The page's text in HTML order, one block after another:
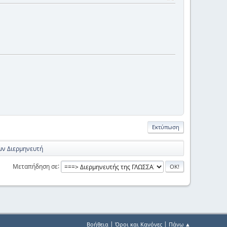
Εκτύπωση
Διερμηνευτή
Μεταπήδηση σε
Βοήθεια | Όροι και Κανόνες | Πάνω ▲